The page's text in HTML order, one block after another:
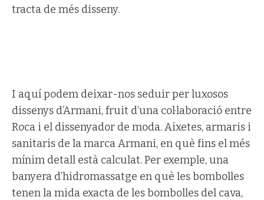
tracta de més disseny.
I aquí podem deixar-nos seduir per luxosos
dissenys d’Armani, fruit d’una col·laboració entre
Roca i el dissenyador de moda. Aixetes, armaris i
sanitaris de la marca Armani, en què fins el més
mínim detall està calculat. Per exemple, una
banyera d’hidromassatge en què les bombolles
tenen la mida exacta de les bombolles del cava,